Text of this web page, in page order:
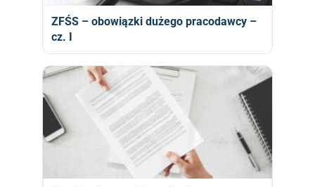
ZFŚS – obowiązki dużego pracodawcy –
cz. I